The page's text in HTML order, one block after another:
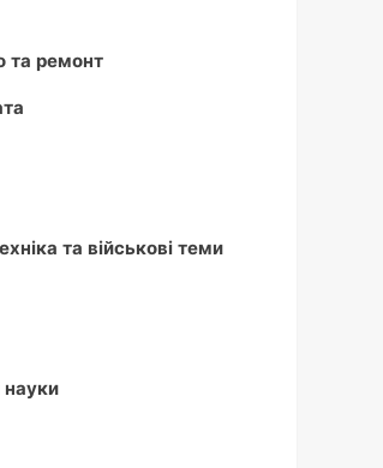
та ремонт
та військові теми
науки